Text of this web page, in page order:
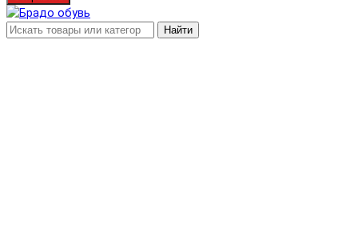
Найти